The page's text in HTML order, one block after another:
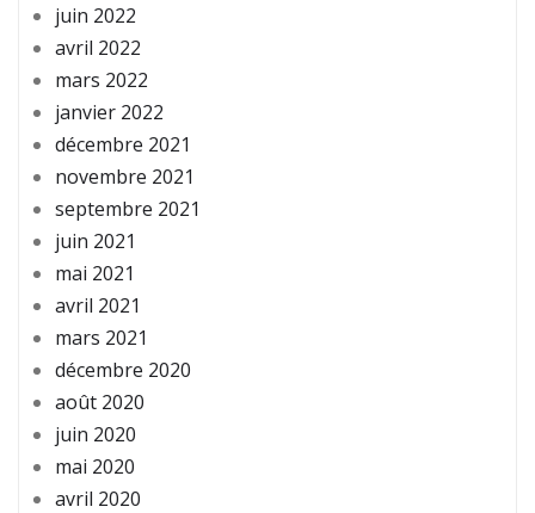
juin 2022
avril 2022
mars 2022
janvier 2022
décembre 2021
novembre 2021
septembre 2021
juin 2021
mai 2021
avril 2021
mars 2021
décembre 2020
août 2020
juin 2020
mai 2020
avril 2020